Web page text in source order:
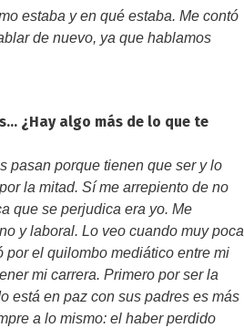
estaba y en qué estaba. Me contó
de nuevo, ya que hablamos
¿Hay algo más de lo que te
pasan porque tienen que ser y lo
la mitad. Sí me arrepiento de no
que se perjudica era yo. Me
y laboral. Lo veo cuando muy poca
por el quilombo mediático entre mi
mi carrera. Primero por ser la
está en paz con sus padres es más
a lo mismo: el haber perdido